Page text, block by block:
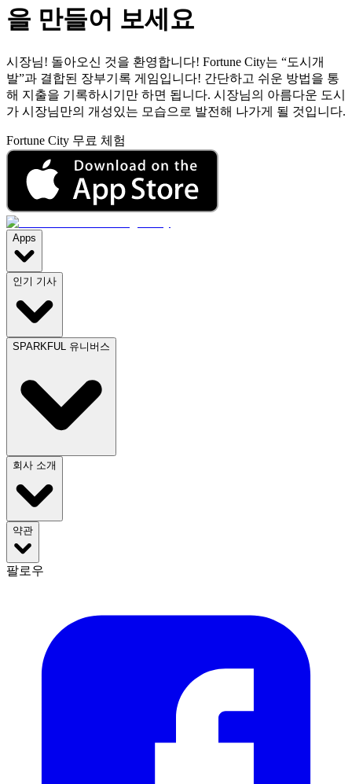
을 만들어 보세요
시장님! 돌아오신 것을 환영합니다! Fortune City는 “도시개
발”과 결합된 장부기록 게임입니다! 간단하고 쉬운 방법을 통
해 지출을 기록하시기만 하면 됩니다. 시장님의 아름다운 도시
가 시장님만의 개성있는 모습으로 발전해 나가게 될 것입니다.
Fortune City 무료 체험
Apps
인기 기사
SPARKFUL 유니버스
회사 소개
약관
팔로우